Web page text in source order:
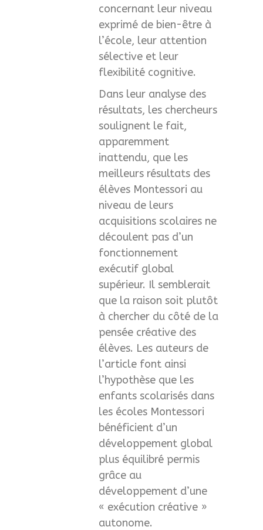
concernant leur niveau
exprimé de bien-être à
l’école, leur attention
sélective et leur
flexibilité cognitive.
Dans leur analyse des
résultats, les chercheurs
soulignent le fait,
apparemment
inattendu, que les
meilleurs résultats des
élèves Montessori au
niveau de leurs
acquisitions scolaires ne
découlent pas d’un
fonctionnement
exécutif global
supérieur. Il semblerait
que la raison soit plutôt
à chercher du côté de la
pensée créative des
élèves. Les auteurs de
l’article font ainsi
l’hypothèse que les
enfants scolarisés dans
les écoles Montessori
bénéficient d’un
développement global
plus équilibré permis
grâce au
développement d’une
« exécution créative »
autonome.